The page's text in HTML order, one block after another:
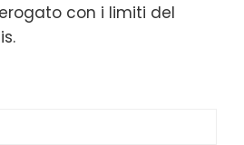
con i limiti del